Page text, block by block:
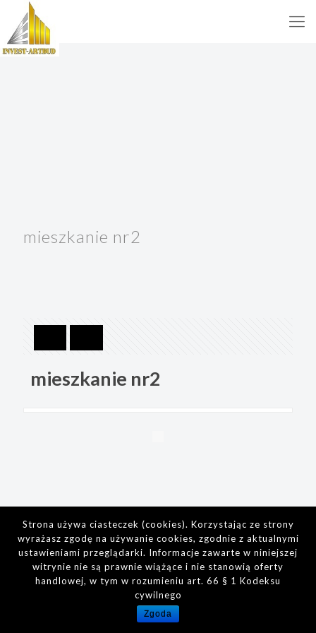
mieszkanie nr2
mieszkanie nr2
Strona używa ciasteczek (cookies). Korzystając ze strony
wyrażasz zgodę na używanie cookies, zgodnie z aktualnymi
ustawieniami przeglądarki. Informacje zawarte w niniejszej
witrynie nie są prawnie wiążące i nie stanowią oferty
handlowej, w tym w rozumieniu art. 66 § 1 Kodeksu
cywilnego
Zgoda